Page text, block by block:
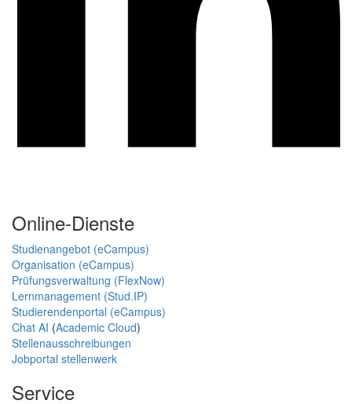
Online-Dienste
Studienangebot (eCampus)
Organisation (eCampus)
Prüfungsverwaltung (FlexNow)
Lernmanagement (Stud.IP)
Studierendenportal (eCampus)
Chat AI (Academic Cloud)
Stellenausschreibungen
Jobportal stellenwerk
Service